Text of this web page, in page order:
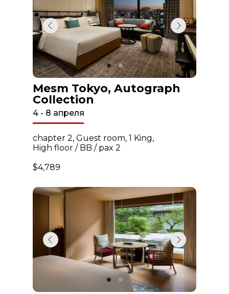
Mesm Tokyo, Autograph
Collection
4 - 8 апреля
chapter 2, Guest room, 1 King,
High floor / BB / pax 2
$4,789